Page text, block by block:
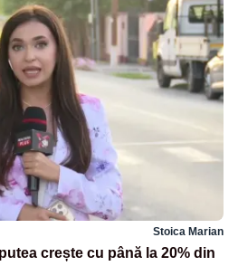
Stoica Marian
crește cu până la 20% din